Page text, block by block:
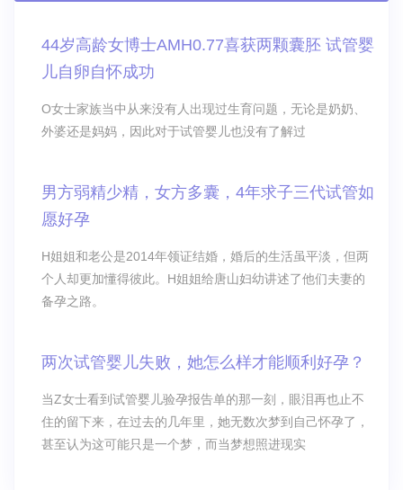
44岁高龄女博士AMH0.77喜获两颗囊胚 试管婴
儿自卵自怀成功
O女士家族当中从来没有人出现过生育问题，无论是奶奶、
外婆还是妈妈，因此对于试管婴儿也没有了解过
男方弱精少精，女方多囊，4年求子三代试管如
愿好孕
H姐姐和老公是2014年领证结婚，婚后的生活虽平淡，但两
个人却更加懂得彼此。H姐姐给唐山妇幼讲述了他们夫妻的
备孕之路。
两次试管婴儿失败，她怎么样才能顺利好孕？
当Z女士看到试管婴儿验孕报告单的那一刻，眼泪再也止不
住的留下来，在过去的几年里，她无数次梦到自己怀孕了，
甚至认为这可能只是一个梦，而当梦想照进现实